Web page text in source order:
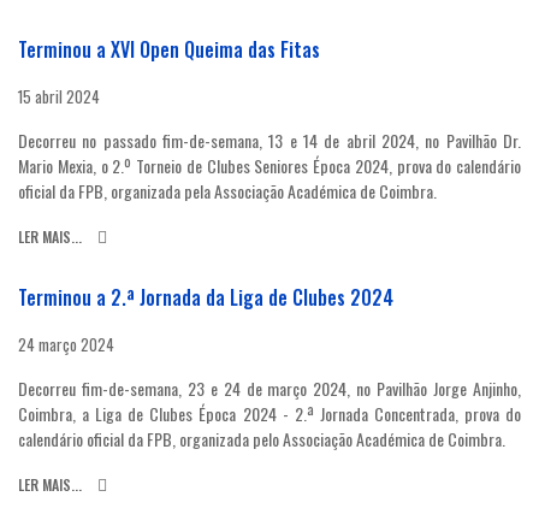
Terminou a XVI Open Queima das Fitas
15 abril 2024
Decorreu no passado fim-de-semana, 13 e 14 de abril 2024, no Pavilhão Dr.
Mario Mexia, o 2.º Torneio de Clubes Seniores Época 2024, prova do calendário
oficial da FPB, organizada pela Associação Académica de Coimbra.
LER MAIS...
Terminou a 2.ª Jornada da Liga de Clubes 2024
24 março 2024
Decorreu fim-de-semana, 23 e 24 de março 2024, no Pavilhão Jorge Anjinho,
Coimbra, a Liga de Clubes Época 2024 - 2.ª Jornada Concentrada, prova do
calendário oficial da FPB, organizada pelo Associação Académica de Coimbra.
LER MAIS...